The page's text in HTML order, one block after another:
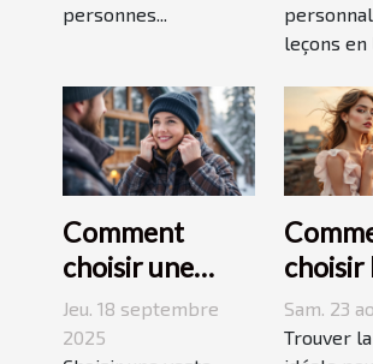
personnes...
leçons en
Comment
choisir une
veste
matelassée
Jeu. 18 septembre
2025
choisir
poupée
Sam. 23
Trouver